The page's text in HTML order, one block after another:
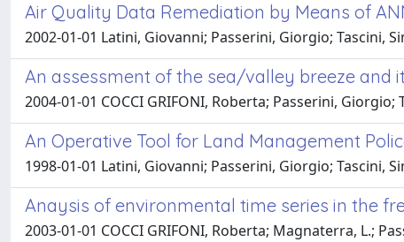
Air Quality Data Remediation by Means of
2002-01-01 Latini, Giovanni; Passerini, Giorgio; Tascini,
An assessment of the sea/valley breeze and
2004-01-01 COCCI GRIFONI, Roberta; Passerini, Giorgio;
An Operative Tool for Land Management
1998-01-01 Latini, Giovanni; Passerini, Giorgio; Tascini,
Anaysis of environmental time series in the
2003-01-01 COCCI GRIFONI, Roberta; Magnaterra, L.;